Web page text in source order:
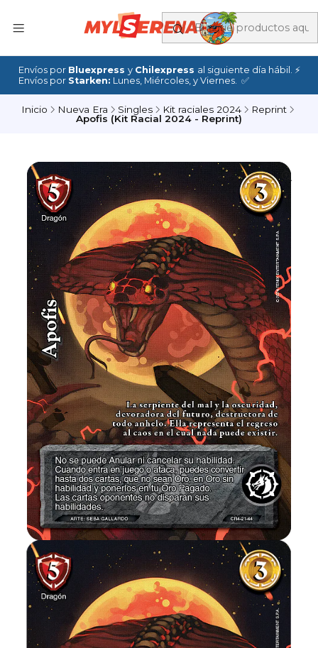
Envíos por Bluexpress y Chilexpress al siguiente día hábil. ⚡
Envíos por Starken: Lunes, Miércoles, y Viernes. ✅
Inicio Nueva Era Singles Kit raciales 2024
Reprint
Apofis (Kit Racial 2024 - Reprint)